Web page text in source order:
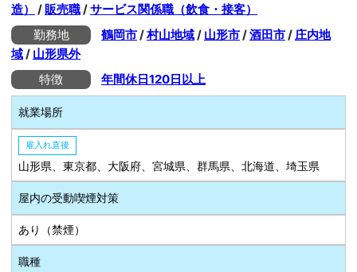
造）
/販売職/サービス関係職（飲食・接客）
勤務地
鶴岡市/村山地域/ 山形市/酒田市/庄内地
域/ 山形県外
特徴
年間休日120日以上
就業場所
雇入れ直後
山形県、東京都、大阪府、宮城県、群馬県、北海道、埼玉県
屋内の受動喫煙対策
あり（禁煙）
職種